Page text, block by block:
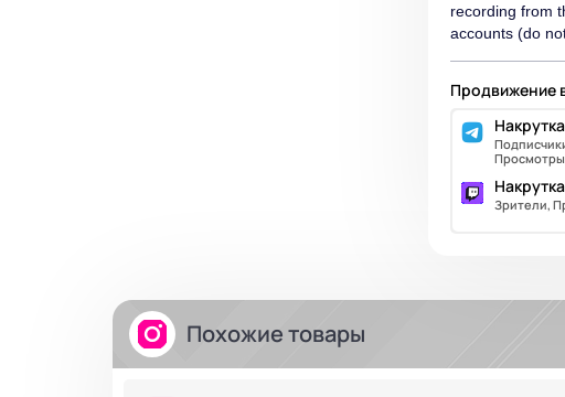
recording from
accounts (do
Продвижение
Зрители,
Похожие товары